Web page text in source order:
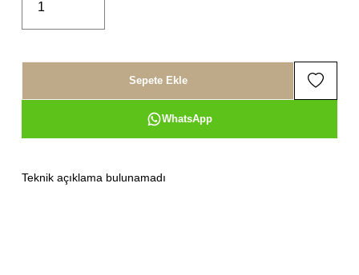
Teknik açıklama bulunamadı
Sepete Ekle
WhatsApp